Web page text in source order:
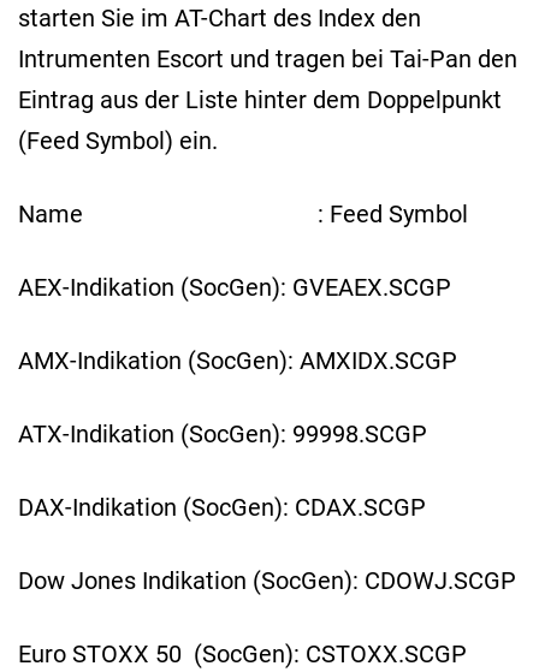
starten Sie im AT-Chart des Index den
Intrumenten Escort und tragen bei Tai-Pan den
Eintrag aus der Liste hinter dem Doppelpunkt
(Feed Symbol) ein.
Name : Feed Symbol
AEX-Indikation (SocGen): GVEAEX.SCGP
AMX-Indikation (SocGen): AMXIDX.SCGP
ATX-Indikation (SocGen): 99998.SCGP
DAX-Indikation (SocGen): CDAX.SCGP
Dow Jones Indikation (SocGen): CDOWJ.SCGP
Euro STOXX 50 (SocGen): CSTOXX.SCGP